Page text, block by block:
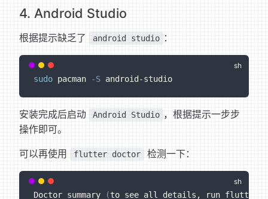
4. Android Studio
根据提示缺乏了 android studio ：
sudo pacman -S android-studio
安装完成后启动 Android Studio ，根据提示一步步
操作即可。
可以再使用 flutter doctor 检测一下：
Doctor summary (to see all details, run flutter